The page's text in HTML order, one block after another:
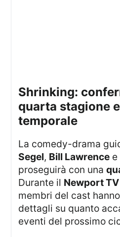
shrinking: conferma della
quarta stagione
temporale
La comedy-drama
Segel, Bill Lawrence e
proseguirà con una
Durante il Newport
membri del cast
dettagli su quanto
eventi del prossimo